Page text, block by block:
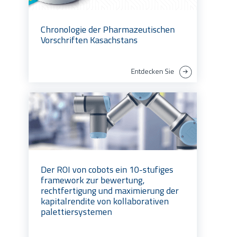
Chronologie der Pharmazeutischen
Vorschriften Kasachstans
Entdecken Sie
Der ROI von cobots ein 10-stufiges
framework zur bewertung,
rechtfertigung und maximierung der
kapitalrendite von kollaborativen
palettiersystemen